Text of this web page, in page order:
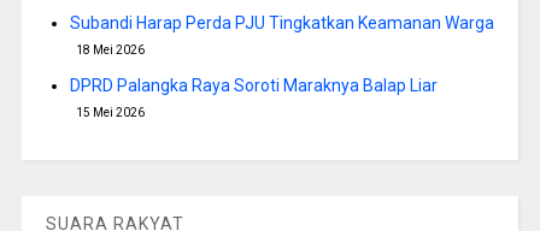
Subandi Harap Perda PJU Tingkatkan Keamanan Warga
18 Mei 2026
DPRD Palangka Raya Soroti Maraknya Balap Liar
15 Mei 2026
SUARA RAKYAT